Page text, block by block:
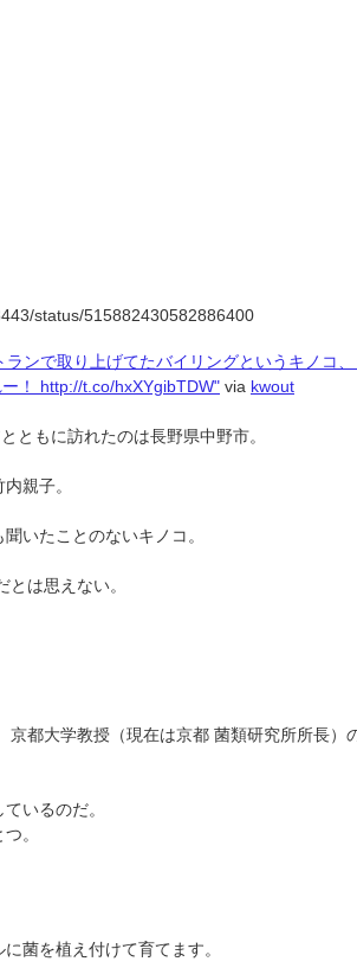
ンで取り上げてたバイリングというキノコ、
！ http://t.co/hxXYgibTDW" via kwout
ともに訪れたのは長野県中野市。
親子。
いたことのないキノコ。
は思えない。
京都大学教授（現在は京都 菌類研究所所長）
いるのだ。
。
菌を植え付けて育てます。